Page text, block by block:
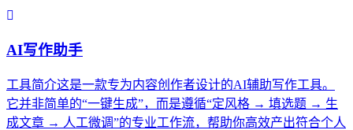
AI写作助手
工具简介这是一款专为内容创作者设计的AI辅助写作工具。
它并非简单的“一键生成”，而是遵循“定风格 → 填选题 → 生
成文章 → 人工微调”的专业工作流，帮助你高效产出符合个人